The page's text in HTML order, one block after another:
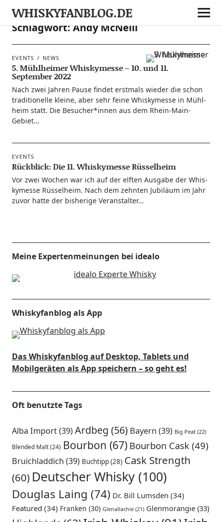
WHISKYFANBLOG.DE
Schlagwort:Andy McNeill
EVENTS NEWS
5. Mühlheimer Whiskymesse – 10. und 11.
September 2022
Nach zwei Jah­ren Pau­se fin­det erst­mals wie­der die schon
tra­di­tio­nel­le klei­ne, aber sehr fei­ne Whis­ky­mes­se in Mühl­
heim statt. Die Besucher*innen aus dem Rhein-Main-
Gebiet…
EVENTS
Rückblick: Die 11. Whiskymesse Rüsselheim
Vor zwei Wochen war ich auf der elf­ten Aus­ga­be der Whis­
ky­mes­se Rüs­sel­heim. Nach dem zehn­ten Jubi­lä­um im Jahr
zuvor hat­te der bis­he­ri­ge Veranstalter…
Meine Expertenmeinungen bei idealo
Whiskyfanblog als App
Das Whiskyfanblog auf Desktop, Tablets und
Mobilgeräten als App speichern – so geht es!
Oft benutzte Tags
Alba Import(39)Ardbeg (56) Bayern (39) Big Peat(22)
Blended Malt(24) Bourbon (67) Bourbon Cask(49)
Bruichladdich (39) Buchtipp(28) Cask Strength
(60) Deutscher Whisky(100)
Douglas Laing (74) Dr. Bill Lumsden (34)
Featured (34) Franken (30) Glenallachie(21) Glenmorangie(33)